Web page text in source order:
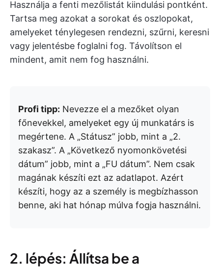
Használja a fenti mezőlistát kiindulási pontként.
Tartsa meg azokat a sorokat és oszlopokat,
amelyeket ténylegesen rendezni, szűrni, keresni
vagy jelentésbe foglalni fog. Távolítson el
mindent, amit nem fog használni.
Profi tipp: Nevezze el a mezőket olyan
főnevekkel, amelyeket egy új munkatárs is
megértene. A „Státusz” jobb, mint a „2.
szakasz”. A „Következő nyomonkövetési
dátum” jobb, mint a „FU dátum”. Nem csak
magának készíti ezt az adatlapot. Azért
készíti, hogy az a személy is megbízhasson
benne, aki hat hónap múlva fogja használni.
2. lépés: Állítsa be a